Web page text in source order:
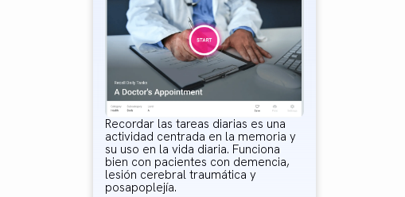
Recordar las tareas diarias es una
actividad centrada en la memoria y
su uso en la vida diaria. Funciona
bien con pacientes con demencia,
lesión cerebral traumática y
posapoplejía.